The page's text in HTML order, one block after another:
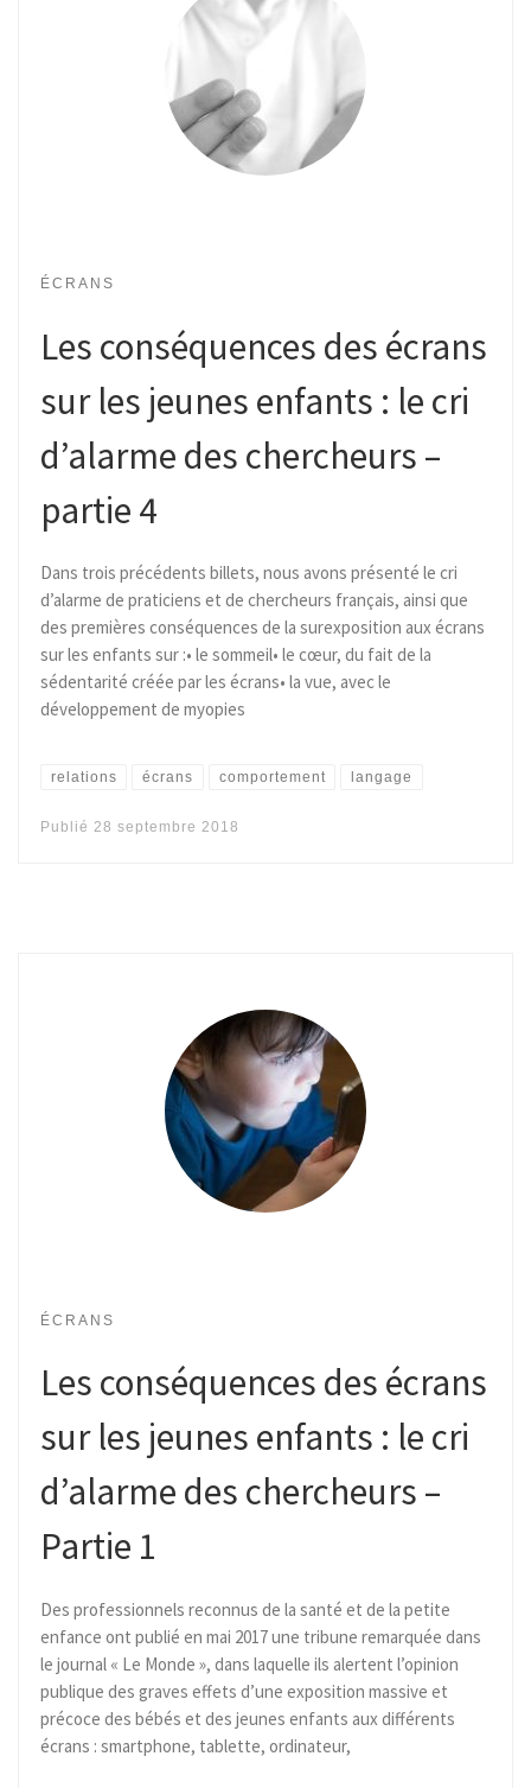
ÉCRANS
Les conséquences des écrans
sur les jeunes enfants : le cri
d’alarme des chercheurs –
partie 4
Dans trois précédents billets, nous avons présenté le cri
d’alarme de praticiens et de chercheurs français, ainsi que
des premières conséquences de la surexposition aux écrans
sur les enfants sur :• le sommeil• le cœur, du fait de la
sédentarité créée par les écrans• la vue, avec le
développement de myopies
relations écrans comportement langage
Publié 28 septembre 2018
ÉCRANS
Les conséquences des écrans
sur les jeunes enfants : le cri
d’alarme des chercheurs –
Partie 1
Des professionnels reconnus de la santé et de la petite
enfance ont publié en mai 2017 une tribune remarquée dans
le journal « Le Monde », dans laquelle ils alertent l’opinion
publique des graves effets d’une exposition massive et
précoce des bébés et des jeunes enfants aux différents
écrans : smartphone, tablette, ordinateur,